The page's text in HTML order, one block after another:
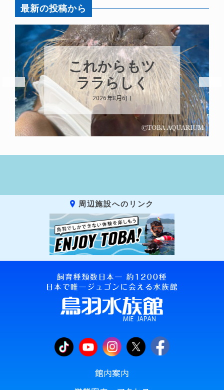
最新の投稿から
これからもツ
ララらしく
2026年8月6日
周辺施設へのリンク
館内案内